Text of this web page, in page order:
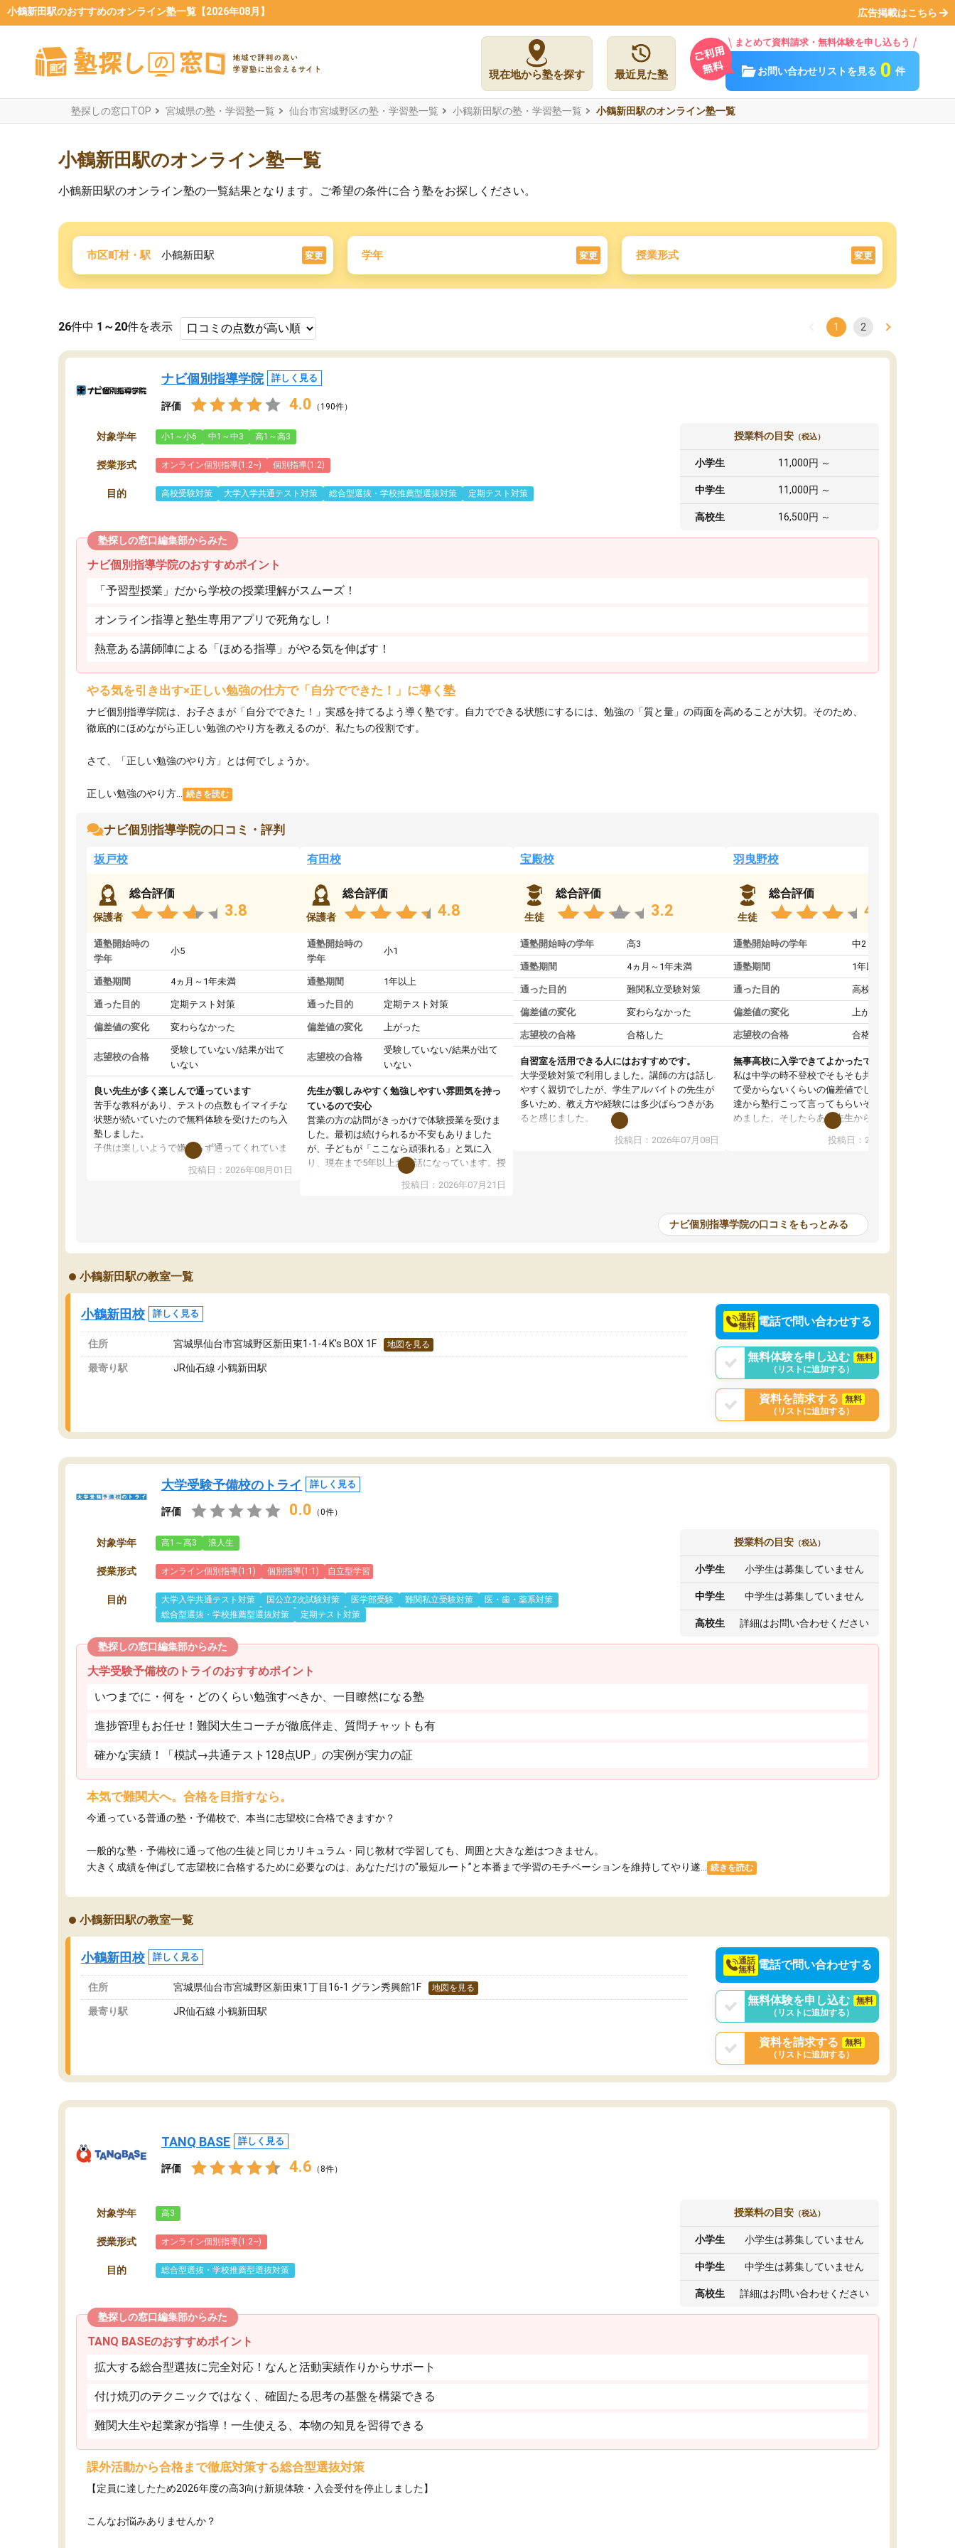
小鶴新田駅のおすすめのオンライン塾一覧【2026年08月】 広告掲載はこちら
現在地から塾を探す 最近見た塾
まとめて資料請求・無料体験を申し込もう
お問い合わせリストを見る 0 件
塾探しの窓口TOP 宮城県の塾・学習塾一覧 仙台市宮城野区の塾・学習塾一覧 小鶴新田駅の塾・学習塾一覧 小鶴新田駅のオンライン塾一覧
小鶴新田駅のオンライン塾一覧
小鶴新田駅のオンライン塾の一覧結果となります。ご希望の条件に合う塾をお探しください。
市区町村・駅 小鶴新田駅 変更 学年 変更 授業形式 変更
26件中 1～20件を表示 1 2
ナビ個別指導学院 詳しく見る
評価 4.0 （190件）
対象学年 小1～小6 中1～中3 高1～高3
授業形式 オンライン個別指導(1:2~) 個別指導(1:2)
目的 高校受験対策 大学入学共通テスト対策 総合型選抜・学校推薦型選抜対策 定期テスト対策
授業料の目安 （税込）
小学生 11,000円 ～
中学生 11,000円 ～
高校生 16,500円 ～
塾探しの窓口編集部からみた
ナビ個別指導学院のおすすめポイント
「予習型授業」だから学校の授業理解がスムーズ！
オンライン指導と塾生専用アプリで死角なし！
熱意ある講師陣による「ほめる指導」がやる気を伸ばす！
やる気を引き出す×正しい勉強の仕方で「自分でできた！」に導く塾
ナビ個別指導学院は、お子さまが「自分でできた！」実感を持てるよう導く塾です。自力でできる状態にするには、勉強の「質と量」の両面を高めることが大切。そのため、
徹底的にほめながら正しい勉強のやり方を教えるのが、私たちの役割です。
さて、「正しい勉強のやり方」とは何でしょうか。
正しい勉強のやり方... 続きを読む
ナビ個別指導学院の口コミ・評判
坂戸校
保護者
総合評価
3.8
通塾開始時の
学年
小5
通塾期間 4ヵ月～1年未満
通った目的 定期テスト対策
偏差値の変化 変わらなかった
志望校の合格
受験していない/結果が出て
いない
良い先生が多く楽しんで通っています
苦手な教科があり、テストの点数もイマイチな
状態が続いていたので無料体験を受けたのち入
塾しました。
子供は楽しいようで嫌がらず通ってくれていま
先生は良い方が多く、いつも笑顔で対応して頂
ングを利用または路上駐車をするしかない点が
投稿日：2026年08月01日
有田校
保護者
総合評価
4.8
通塾開始時の
学年
小1
通塾期間 1年以上
通った目的 定期テスト対策
偏差値の変化 上がった
志望校の合格
受験していない/結果が出て
いない
先生が親しみやすく勉強しやすい雰囲気を持っ
ているので安心
営業の方の訪問がきっかけで体験授業を受けま
した。最初は続けられるか不安もありました
が、子どもが「ここなら頑張れる」と気に入
り、現在まで5年以上お世話になっています。授
業はとても分かりやすく、学校とは違った解き
方や、子どもに合った覚え方・考え方を丁寧に
お世話になりたいと思える塾です。
投稿日：2026年07月21日
宝殿校
生徒
総合評価
3.2
通塾開始時の学年 高3
通塾期間 4ヵ月～1年未満
通った目的 難関私立受験対策
偏差値の変化 変わらなかった
志望校の合格 合格した
自習室を活用できる人にはおすすめです。
大学受験対策で利用しました。講師の方は話し
やすく親切でしたが、学生アルバイトの先生が
多いため、教え方や経験には多少ばらつきがあ
ると感じました。
授業はホワイトボードを使って説明してくれる
教室全体としては小学生や中学生の利用者が多
投稿日：2026年07月08日
羽曳野校
生徒
総合評価
4.6
通塾開始時の学年 中2
通塾期間 1年以上
通った目的 高校受験対策
偏差値の変化 上がった
志望校の合格 合格した
無事高校に入学できてよかったです。
私は中学の時不登校でそもそも共学の高校なん
て受からないくらいの偏差値でした。ある日友
達から塾行こって言ってもらいそこから通い始
めました。そしたらある先生から学ぶ楽しさを
教えていただき勉強などして無かったのに自主
室で勉強するくらいハマりました。私の担当の
投稿日：2026年07月01日
ナビ個別指導学院の口コミをもっとみる
小鶴新田駅の教室一覧
小鶴新田校 詳しく見る
住所 宮城県仙台市宮城野区新田東1-1-4 K's BOX 1F 地図を見る
最寄り駅 JR仙石線 小鶴新田駅
通話
無料 電話で問い合わせする
無料体験を申し込む
無料
（リストに追加する）
資料を請求する
無料
（リストに追加する）
大学受験予備校のトライ 詳しく見る
評価 0.0 （0件）
対象学年 高1～高3 浪人生
授業形式 オンライン個別指導(1:1) 個別指導(1:1) 自立型学習
目的 大学入学共通テスト対策 国公立2次試験対策 医学部受験 難関私立受験対策
医・歯・薬系対策
総合型選抜・学校推薦型選抜対策
定期テスト対策
授業料の目安 （税込）
小学生 小学生は募集していません
中学生 中学生は募集していません
高校生 詳細はお問い合わせください
塾探しの窓口編集部からみた
大学受験予備校のトライのおすすめポイント
いつまでに・何を・どのくらい勉強すべきか、一目瞭然になる塾
進捗管理もお任せ！難関大生コーチが徹底伴走、質問チャットも有
確かな実績！「模試→共通テスト128点UP」の実例が実力の証
本気で難関大へ。合格を目指すなら。
今通っている普通の塾・予備校で、本当に志望校に合格できますか？
一般的な塾・予備校に通って他の生徒と同じカリキュラム・同じ教材で学習しても、周囲と大きな差はつきません。
大きく成績を伸ばして志望校に合格するために必要なのは、あなただけの“最短ルート”と本番まで学習のモチベーションを維持してやり遂...
続きを読む
小鶴新田駅の教室一覧
小鶴新田校 詳しく見る
住所 宮城県仙台市宮城野区新田東1丁目16-1 グラン秀興館1F 地図を見る
最寄り駅 JR仙石線 小鶴新田駅
通話
無料 電話で問い合わせする
無料体験を申し込む
無料
（リストに追加する）
資料を請求する
無料
（リストに追加する）
TANQ BASE 詳しく見る
評価 4.6 （8件）
対象学年 高3
授業形式 オンライン個別指導(1:2~)
目的 総合型選抜・学校推薦型選抜対策
授業料の目安 （税込）
小学生 小学生は募集していません
中学生 中学生は募集していません
高校生 詳細はお問い合わせください
塾探しの窓口編集部からみた
TANQ BASEのおすすめポイント
拡大する総合型選抜に完全対応！なんと活動実績作りからサポート
付け焼刃のテクニックではなく、確固たる思考の基盤を構築できる
難関大生や起業家が指導！一生使える、本物の知見を習得できる
課外活動から合格まで徹底対策する総合型選抜対策
【定員に達したため2026年度の高3向け新規体験・入会受付を停止しました】
こんなお悩みありませんか？